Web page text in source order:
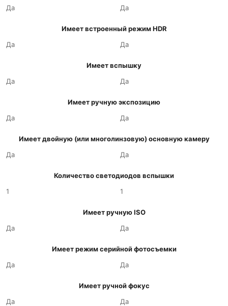
Да Да
Имеет встроенный режим HDR
Да
Да
Имеет вспышку
Да
Да
Имеет ручную экспозицию
Да
Да
Имеет двойную (или многолинзовую) основную камеру
Да
Да
Количество светодиодов вспышки
1
1
Имеет ручную ISO
Да
Да
Имеет режим серийной фотосъемки
Да
Да
Имеет ручной фокус
Да
Да